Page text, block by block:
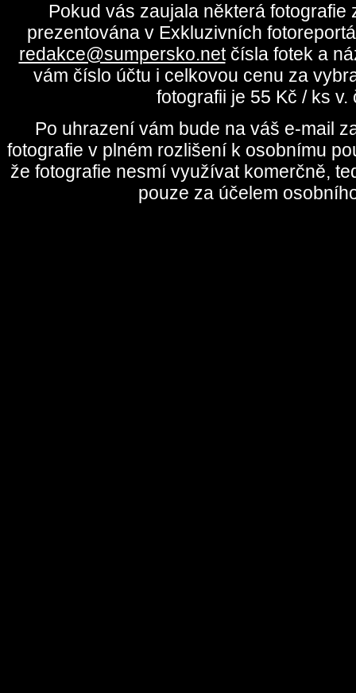
Pokud vás zaujala některá fotografie
prezentována v Exkluzivních
redakce@sumpersko.netčísla fotek a
vám číslo účtu i celkovou cenu za
fotografii je 55 Kč / ks v.
Po uhrazení vám bude na váš e-mail
fotografie v plném rozlišení k osobnímu
že fotografie nesmí využívat komerčně,
pouze za účelem